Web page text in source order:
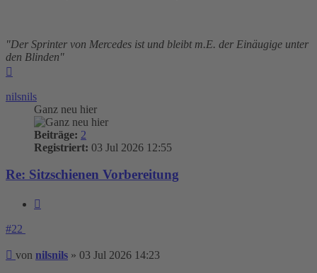
"Der Sprinter von Mercedes ist und bleibt m.E. der Einäugige unter
den Blinden"
nilsnils
Ganz neu hier
Beiträge: 2
Registriert: 03 Jul 2026 12:55
Re: Sitzschienen Vorbereitung
#22
Beitrag
von nilsnils » 03 Jul 2026 14:23